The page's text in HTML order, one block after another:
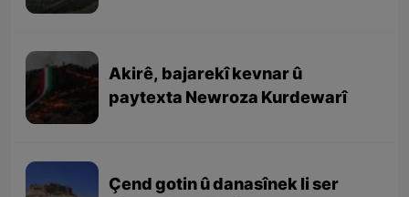
Akirê, bajarekî kevnar û
paytexta Newroza Kurdewarî
Çend gotin û danasînek li ser